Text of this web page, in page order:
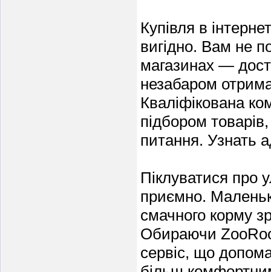
Купівля в
вигідно. Вам не
магазинах —
незабаром
Кваліфікована
підбором
питання. Узнать
Піклуватися про
приємно.
смачного корму
Обираючи
сервіс, що